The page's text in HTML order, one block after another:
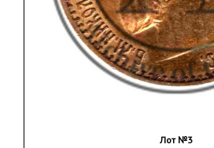
Лот №3